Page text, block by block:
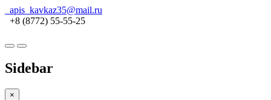
apis_kavkaz35@mail.ru
+8 (8772) 55-55-25
Sidebar
×